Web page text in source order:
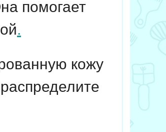
помогает
.
кожу